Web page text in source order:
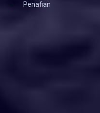
Penafian